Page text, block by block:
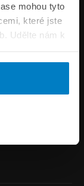
mohou tyto
které jste
Udělte nám k